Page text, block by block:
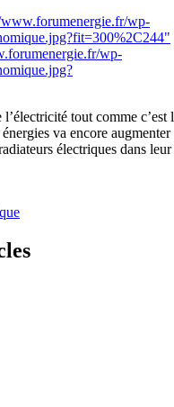
wp-
wp-
tout comme c’est
va encore augmenter
électriques dans leur